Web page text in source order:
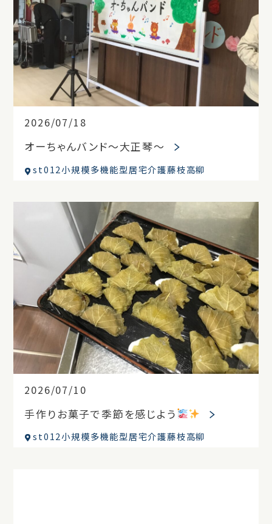
2026/07/18
オーちゃんバンド～大正琴～
st012小規模多機能型居宅介護藤枝高柳
2026/07/10
手作りお菓子で季節を感じよう
st012小規模多機能型居宅介護藤枝高柳